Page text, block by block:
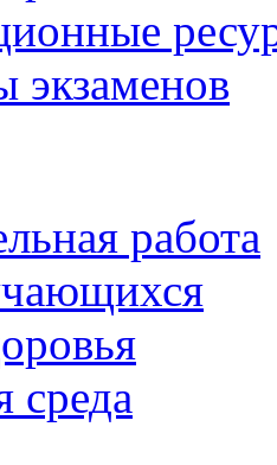
экзаменов
работа
среда